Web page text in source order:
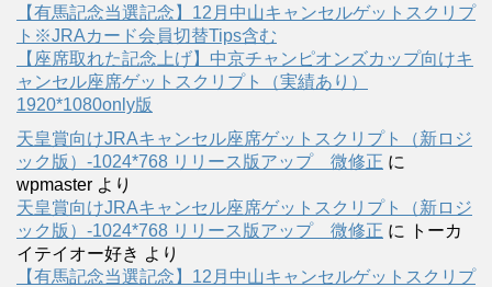
【有馬記念当選記念】12月中山キャンセルゲットスクリプ
ト※JRAカード会員切替Tips含む
【座席取れた記念上げ】中京チャンピオンズカップ向けキ
ャンセル座席ゲットスクリプト（実績あり）
1920*1080only版
天皇賞向けJRAキャンセル座席ゲットスクリプト（新ロジ
ック版）-1024*768 リリース版アップ 微修正 に
wpmaster より
天皇賞向けJRAキャンセル座席ゲットスクリプト（新ロジ
ック版）-1024*768 リリース版アップ 微修正 に
トーカ
イテイオー好き より
【有馬記念当選記念】12月中山キャンセルゲットスクリプ